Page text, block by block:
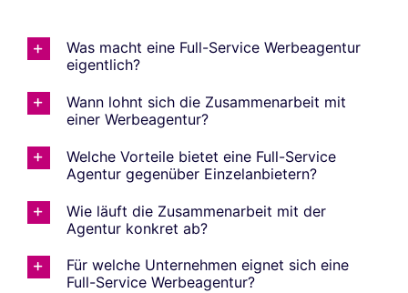
Was macht eine Full-Service Werbeagentur
eigentlich?
Wann lohnt sich die Zusammenarbeit mit
einer Werbeagentur?
Welche Vorteile bietet eine Full-Service
Agentur gegenüber Einzelanbietern?
Wie läuft die Zusammenarbeit mit der
Agentur konkret ab?
Für welche Unternehmen eignet sich eine
Full-Service Werbeagentur?